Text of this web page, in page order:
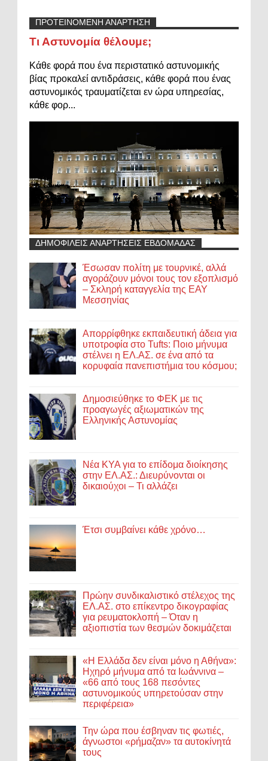
ΠΡΟΤΕΙΝΟΜΕΝΗ ΑΝΑΡΤΗΣΗ
Τι Αστυνομία θέλουμε;
Κάθε φορά που ένα περιστατικό αστυνομικής
βίας προκαλεί αντιδράσεις, κάθε φορά που ένας
αστυνομικός τραυματίζεται εν ώρα υπηρεσίας,
κάθε φορ...
ΔΗΜΟΦΙΛΕΙΣ ΑΝΑΡΤΗΣΕΙΣ ΕΒΔΟΜΑΔΑΣ
Έσωσαν πολίτη με τουρνικέ, αλλά
αγοράζουν μόνοι τους τον εξοπλισμό
– Σκληρή καταγγελία της ΕΑΥ
Μεσσηνίας
Απορρίφθηκε εκπαιδευτική άδεια για
υποτροφία στο Tufts: Ποιο μήνυμα
στέλνει η ΕΛ.ΑΣ. σε ένα από τα
κορυφαία πανεπιστήμια του κόσμου;
Δημοσιεύθηκε το ΦΕΚ με τις
προαγωγές αξιωματικών της
Ελληνικής Αστυνομίας
Νέα ΚΥΑ για το επίδομα διοίκησης
στην ΕΛ.ΑΣ.: Διευρύνονται οι
δικαιούχοι – Τι αλλάζει
Έτσι συμβαίνει κάθε χρόνο…
Πρώην συνδικαλιστικό στέλεχος της
ΕΛ.ΑΣ. στο επίκεντρο δικογραφίας
για ρευματοκλοπή – Όταν η
αξιοπιστία των θεσμών δοκιμάζεται
«Η Ελλάδα δεν είναι μόνο η Αθήνα»:
Ηχηρό μήνυμα από τα Ιωάννινα –
«66 από τους 168 πεσόντες
αστυνομικούς υπηρετούσαν στην
περιφέρεια»
Την ώρα που έσβηναν τις φωτιές,
άγνωστοι «ρήμαζαν» τα αυτοκίνητά
τους